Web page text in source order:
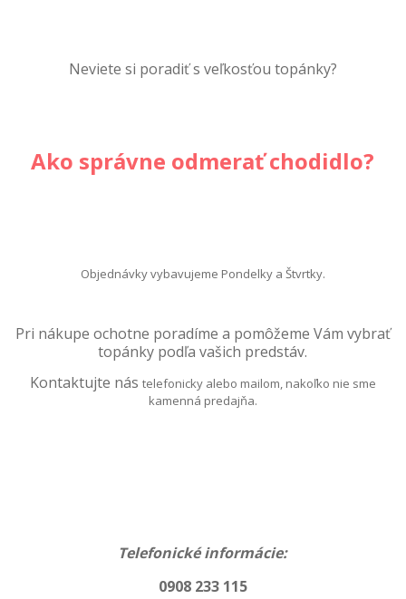
Neviete si poradiť s veľkosťou topánky?
Ako správne odmerať chodidlo?
Objednávky vybavujeme Pondelky a Štvrtky.
Pri nákupe ochotne poradíme a pomôžeme Vám vybrať
topánky podľa vašich predstáv.
Kontaktujte nás telefonicky alebo mailom, nakoľko nie sme
kamenná predajňa.
Telefonické informácie:
0908 233 115